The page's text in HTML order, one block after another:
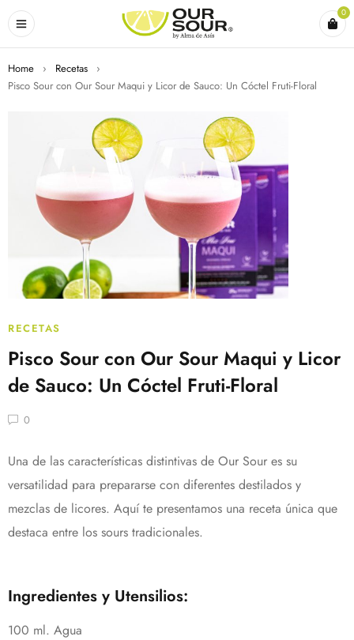
0
Home › Recetas
›
Pisco Sour con Our Sour Maqui y Licor de Sauco: Un Cóctel Fruti-Floral
RECETAS
Pisco Sour con Our Sour Maqui y Licor
de Sauco: Un Cóctel Fruti-Floral
0
Una de las características distintivas de Our Sour es su
versatilidad para prepararse con diferentes destilados y
mezclas de licores. Aquí te presentamos una receta única que
destaca entre los sours tradicionales.
Ingredientes y Utensilios:
100 ml. Agua